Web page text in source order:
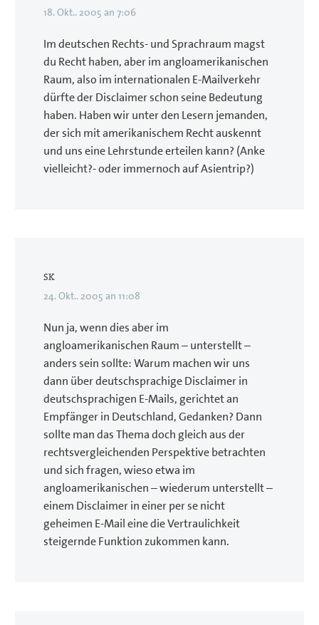
18. Okt.. 2005 an 7:06
Im deutschen Rechts- und Sprachraum magst
du Recht haben, aber im angloamerikanischen
Raum, also im internationalen E-Mailverkehr
dürfte der Disclaimer schon seine Bedeutung
haben. Haben wir unter den Lesern jemanden,
der sich mit amerikanischem Recht auskennt
und uns eine Lehrstunde erteilen kann? (Anke
vielleicht?- oder immernoch auf Asientrip?)
SK
24. Okt.. 2005 an 11:08
Nun ja, wenn dies aber im
angloamerikanischen Raum – unterstellt –
anders sein sollte: Warum machen wir uns
dann über deutschsprachige Disclaimer in
deutschsprachigen E-Mails, gerichtet an
Empfänger in Deutschland, Gedanken? Dann
sollte man das Thema doch gleich aus der
rechtsvergleichenden Perspektive betrachten
und sich fragen, wieso etwa im
angloamerikanischen – wiederum unterstellt –
einem Disclaimer in einer per se nicht
geheimen E-Mail eine die Vertraulichkeit
steigernde Funktion zukommen kann.